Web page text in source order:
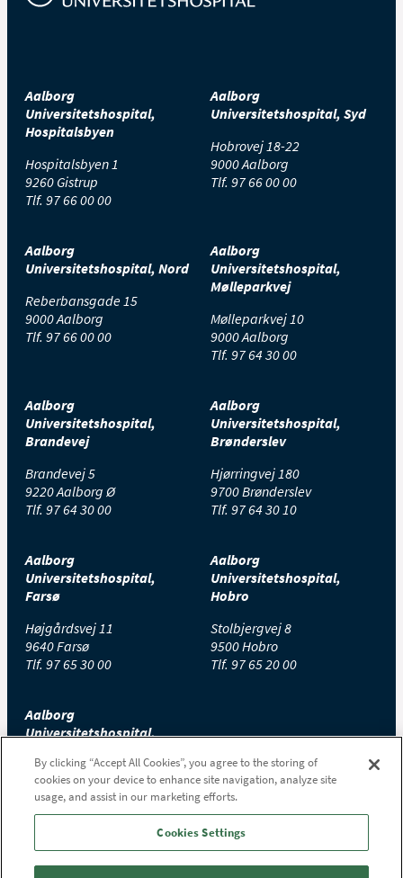
Aalborg
Universitetshospital,
Hospitalsbyen
Hospitalsbyen 1
9260 Gistrup
Tlf. 97 66 00 00
Aalborg
Universitetshospital, Syd
Hobrovej 18-22
9000 Aalborg
Tlf. 97 66 00 00
Aalborg
Universitetshospital, Nord
Reberbansgade 15
9000 Aalborg
Tlf. 97 66 00 00
Aalborg
Universitetshospital,
Mølleparkvej
Mølleparkvej 10
9000 Aalborg
Tlf. 97 64 30 00
Aalborg
Universitetshospital,
Brandevej
Brandevej 5
9220 Aalborg Ø
Tlf. 97 64 30 00
Aalborg
Universitetshospital,
Brønderslev
Hjørringvej 180
9700 Brønderslev
Tlf. 97 64 30 10
Aalborg
Universitetshospital,
Farsø
Højgårdsvej 11
9640 Farsø
Tlf. 97 65 30 00
Aalborg
Universitetshospital,
Hobro
Stolbjergvej 8
9500 Hobro
Tlf. 97 65 20 00
Aalborg
Universitetshospital,
Højtoftevej 2
7700 Thisted
Tlf.97 65 00 00
By clicking “Accept All Cookies”, you agree to the storing of
cookies on your device to enhance site navigation, analyze site
usage, and assist in our marketing efforts.
Cookies Settings